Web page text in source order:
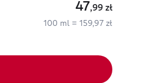
47,99 zł
100 ml = 159,97 zł